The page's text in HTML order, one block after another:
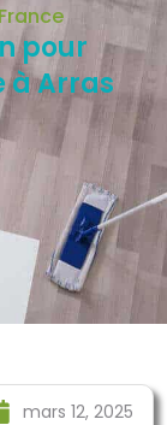
pour
à Arras
mars 12, 2025